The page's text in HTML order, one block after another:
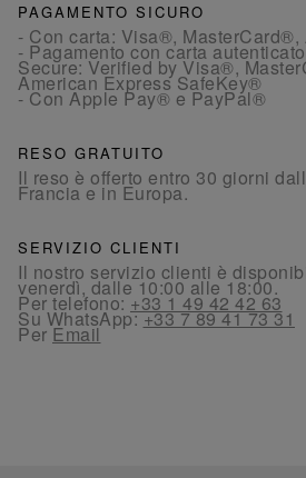
PAGAMENTO SICURO
- Con carta: Visa®,
- Pagamento con carta
Secure: Verified by Visa®,
American Express SafeKey®
- Con Apple Pay® e PayPal®
RESO GRATUITO
Il reso è offerto entro 30 giorni
Francia e in Europa.
SERVIZIO CLIENTI
Il nostro servizio clienti è
venerdì, dalle 10:00 alle 18:00.
Per telefono:+33 1 49 42 42 63
Su WhatsApp:+33 7 89 41 73 31
PerEmail